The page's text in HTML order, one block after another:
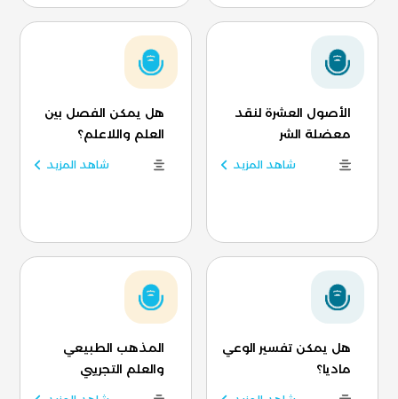
الأصول العشرة لنقد
معضلة الشر
شاهد المزيد
هل يمكن الفصل بين
العلم واللاعلم؟
شاهد المزيد
هل يمكن تفسير الوعي
ماديا؟
المذهب الطبيعي
والعلم التجريبي